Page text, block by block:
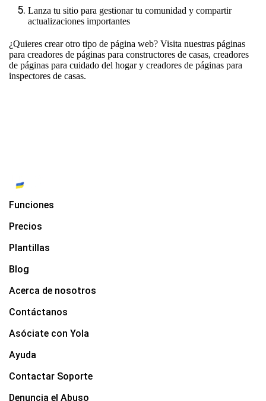
Lanza tu sitio para gestionar tu comunidad y compartir
actualizaciones importantes
¿Quieres crear otro tipo de página web? Visita nuestras páginas
para creadores de páginas para constructores de casas, creadores
de páginas para cuidado del hogary creadores de páginas para
inspectores de casas.
Funciones
Precios
Plantillas
Blog
Acerca de nosotros
Contáctanos
Asóciate con Yola
Ayuda
Contactar Soporte
Denuncia el Abuso